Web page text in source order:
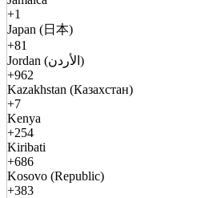
+1
Japan (日本)
+81
Jordan (الأردن)
+962
Kazakhstan (Казахстан)
+7
Kenya
+254
Kiribati
+686
Kosovo (Republic)
+383